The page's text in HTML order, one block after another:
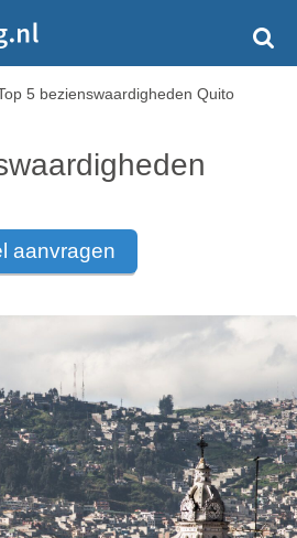
5 bezienswaardigheden Quito
aanvragen